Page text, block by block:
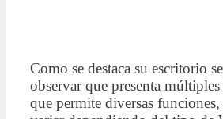
Como se destaca su escritorio
observar que presenta
que permite diversas funciones,